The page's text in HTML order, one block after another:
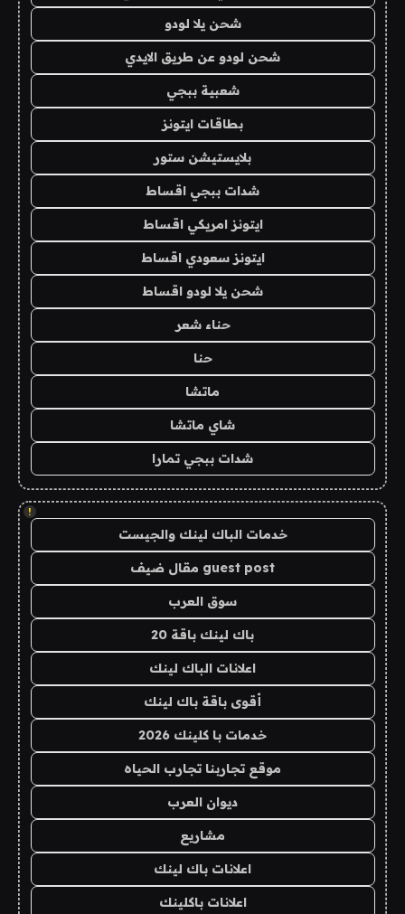
شحن يلا لودو
شحن لودو عن طريق الايدي
شعبية ببجي
بطاقات ايتونز
بلايستيشن ستور
شدات ببجي اقساط
ايتونز امريكي اقساط
ايتونز سعودي اقساط
شحن يلا لودو اقساط
حناء شعر
حنا
ماتشا
شاي ماتشا
شدات ببجي تمارا
!
خدمات الباك لينك والجيست
guest post مقال ضيف
سوق العرب
باك لينك باقة 20
اعلانات الباك لينك
أقوى باقة باك لينك
خدمات با كلينك 2026
موقع تجاربنا تجارب الحياه
ديوان العرب
مشاريع
اعلانات باك لينك
اعلانات باكلينك